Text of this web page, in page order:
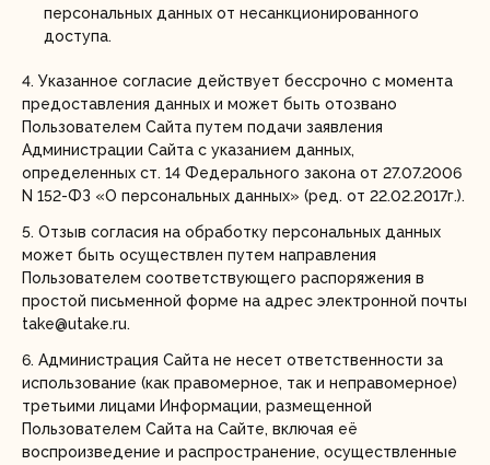
персональных данных от несанкционированного
доступа.
4. Указанное согласие действует бессрочно с момента
предоставления данных и может быть отозвано
Пользователем Сайта путем подачи заявления
Администрации Сайта с указанием данных,
определенных ст. 14 Федерального закона от 27.07.2006
N 152-ФЗ «О персональных данных» (ред. от 22.02.2017г.).
5. Отзыв согласия на обработку персональных данных
может быть осуществлен путем направления
Пользователем соответствующего распоряжения в
простой письменной форме на адрес электронной почты
take@utake.ru.
6. Администрация Сайта не несет ответственности за
использование (как правомерное, так и неправомерное)
третьими лицами Информации, размещенной
Пользователем Сайта на Сайте, включая её
воспроизведение и распространение, осуществленные